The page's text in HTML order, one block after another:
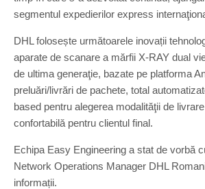
segmentul expedierilor express
DHL folosește următoarele inovații
aparate de scanare a mărfii X-RAY dual
de ultima generaţie, bazate pe platforma
preluări/livrări de pachete, total
based pentru alegerea modalităţii de
confortabilă pentru clientul final.
Echipa Easy Engineering a stat de vorbă
Network Operations Manager DHL
informații.